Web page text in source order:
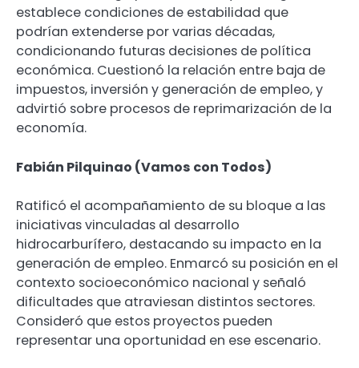
establece condiciones de estabilidad que
podrían extenderse por varias décadas,
condicionando futuras decisiones de política
económica. Cuestionó la relación entre baja de
impuestos, inversión y generación de empleo, y
advirtió sobre procesos de reprimarización de la
economía.
Fabián Pilquinao (Vamos con Todos)
Ratificó el acompañamiento de su bloque a las
iniciativas vinculadas al desarrollo
hidrocarburífero, destacando su impacto en la
generación de empleo. Enmarcó su posición en el
contexto socioeconómico nacional y señaló
dificultades que atraviesan distintos sectores.
Consideró que estos proyectos pueden
representar una oportunidad en ese escenario.